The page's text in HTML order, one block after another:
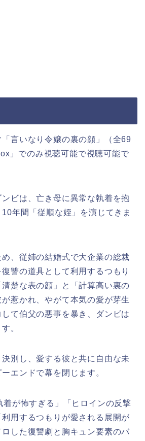
言いなり令嬢の裏の顔」（全69
」でのみ視聴可能で視聴可能で
ビは、亡き母に異常な執着を抱
年間「従順な姪」を演じてきま
、従姉の結婚式で大企業の総裁
讐の道具として利用するつもり
楚な表の顔」と「計算高い裏の
惹かれ、やがて本気の愛が芽生
て伯父の悪事を暴き、ダンビは
。
別し、愛する彼と共に自由な未
エンドで幕を閉じます。
が怖すぎる」「ヒロインの反撃
用するつもりが愛される展開が
した復讐劇と胸キュン要素のバ